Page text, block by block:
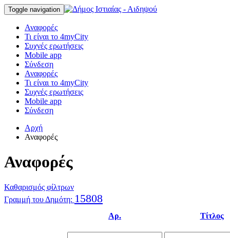
Toggle navigation
Αναφορές
Τι είναι το 4myCity
Συχνές ερωτήσεις
Mobile app
Σύνδεση
Αναφορές
Τι είναι το 4myCity
Συχνές ερωτήσεις
Mobile app
Σύνδεση
Αρχή
Αναφορές
Αναφορές
Καθαρισμός φίλτρων
Γραμμή του Δημότη: 15808
Αρ. Τίτλος